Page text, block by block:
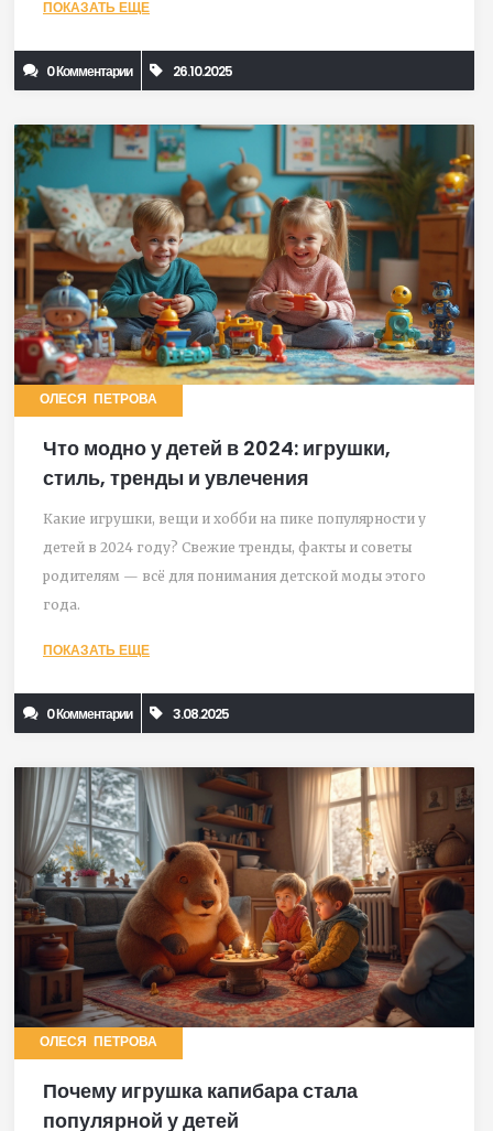
ПОКАЗАТЬ ЕЩЕ
0 Комментарии 26.10.2025
ОЛЕСЯ ПЕТРОВА
Что модно у детей в 2024: игрушки,
стиль, тренды и увлечения
Какие игрушки, вещи и хобби на пике популярности у
детей в 2024 году? Свежие тренды, факты и советы
родителям — всё для понимания детской моды этого
года.
ПОКАЗАТЬ ЕЩЕ
0 Комментарии 3.08.2025
ОЛЕСЯ ПЕТРОВА
Почему игрушка капибара стала
популярной у детей